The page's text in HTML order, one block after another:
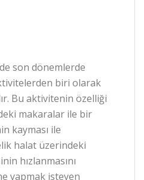
son dönemlerde
biri olarak
Bu aktivitenin özelliği
makaralar ile bir
kayması ile
halat üzerindeki
hızlanmasını
yapmak isteyen